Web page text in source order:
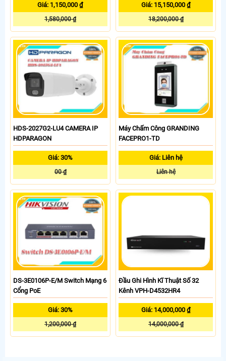
Giá: 1,150,000 ₫
1,580,000 ₫
Giá: 15,150,000 ₫
18,200,000 ₫
HDS-2027G2-LU4 CAMERA IP
HDPARAGON
Giá: 30%
00 ₫
Máy Chấm Công GRANDING
FACEPRO1-TD
Giá: Liên hệ
Liên hệ
DS-3E0106P-E/M Switch Mạng 6
Cổng PoE
Giá: 30%
1,200,000 ₫
Đầu Ghi Hình Kĩ Thuật Số 32
Kênh VPH-D4532HR4
Giá: 14,000,000 ₫
14,000,000 ₫